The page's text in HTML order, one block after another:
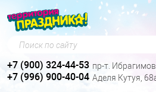
Поиск по сайту
+7 (900) 324-44-53 пр-т.
+7 (996) 900-40-04 Аделя Кутуя,